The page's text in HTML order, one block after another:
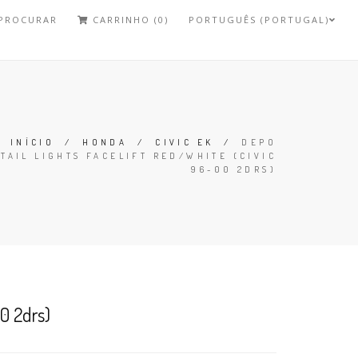
CARRINHO (0) PORTUGUÊS (PORTUGAL)
INÍCIO / HONDA / CIVIC EK / DEPO
TAIL LIGHTS FACELIFT RED/WHITE (CIVIC
96-00 2DRS)
2drs)